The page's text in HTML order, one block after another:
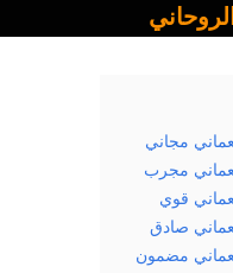
مجاني
مجرب
قوي
صادق
مضمون